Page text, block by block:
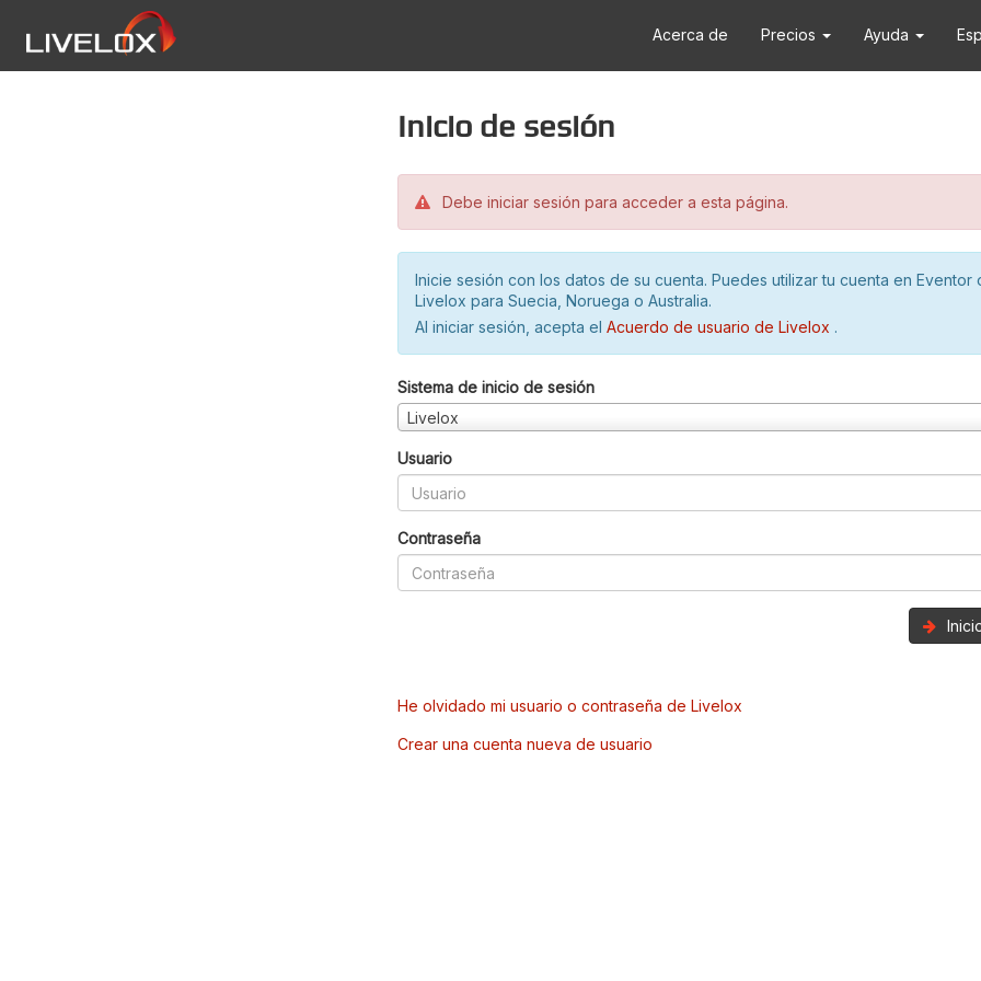
Acerca de Precios Ayuda
Inicio de sesión
Debe iniciar sesión para acceder a esta página.
Inicie sesión con los datos de su cuenta. Puedes utilizar tu cuenta en Eventor
Livelox para Suecia, Noruega o Australia.
Al iniciar sesión, acepta el Acuerdo de usuario de Livelox .
Sistema de inicio de sesión
Livelox
Usuario
Contraseña
He olvidado mi usuario o contraseña de Livelox
Crear una cuenta nueva de usuario